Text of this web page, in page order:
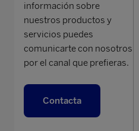
información sobre
nuestros productos y
servicios puedes
comunicarte con nosotros
por el canal que prefieras.
Contacta